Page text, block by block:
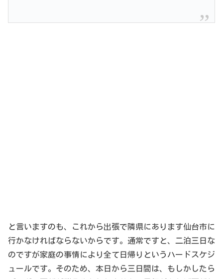
と言いますのも、これから出張で隣県にあります仙台市に
行かなければならないからです。通常ですと、二泊三日な
のですが家庭の事情により全て日帰りというハードスケジ
ュールです。そのため、本日から三日間は、もしかしたら